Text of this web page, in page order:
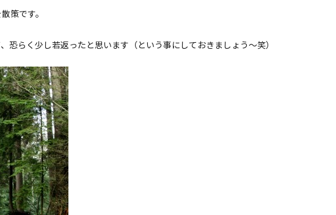
策です。
恐らく少し若返ったと思います（という事にしておきましょう〜笑）